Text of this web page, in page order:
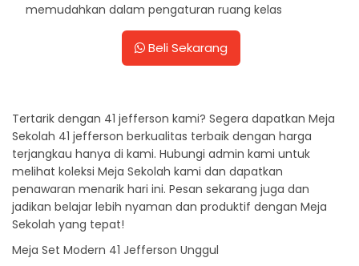
memudahkan dalam pengaturan ruang kelas
Beli Sekarang
Tertarik dengan 41 jefferson kami? Segera dapatkan Meja
Sekolah 41 jefferson berkualitas terbaik dengan harga
terjangkau hanya di kami. Hubungi admin kami untuk
melihat koleksi Meja Sekolah kami dan dapatkan
penawaran menarik hari ini. Pesan sekarang juga dan
jadikan belajar lebih nyaman dan produktif dengan Meja
Sekolah yang tepat!
Meja Set Modern 41 Jefferson Unggul